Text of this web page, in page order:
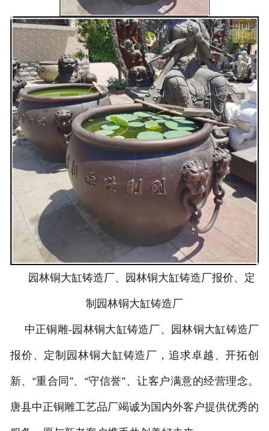
园林铜大缸铸造厂、园林铜大缸铸造厂报价、定
制园林铜大缸铸造厂
中正铜雕-园林铜大缸铸造厂、园林铜大缸铸造厂
报价、定制园林铜大缸铸造厂 ，追求卓越、开拓创
新、“重合同”、“守信誉”、让客户满意的经营理念。
唐县中正铜雕工艺品厂竭诚为国内外客户提供优秀的